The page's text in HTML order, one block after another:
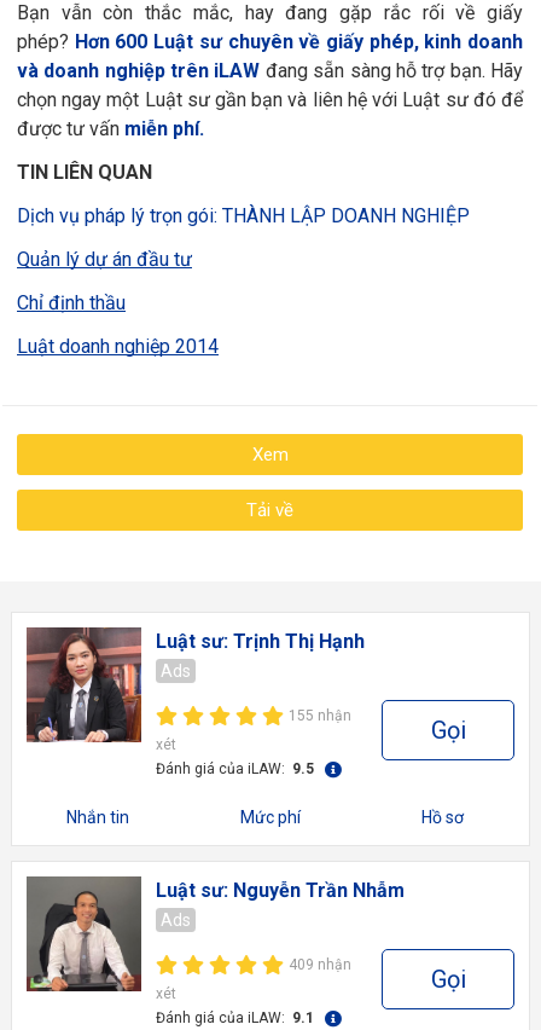
Bạn vẫn còn thắc mắc, hay đang gặp rắc rối về giấy
phép? Hơn 600 Luật sư chuyên về giấy phép, kinh doanh
và doanh nghiệp trên iLAW đang sẵn sàng hỗ trợ bạn. Hãy
chọn ngay một Luật sư gần bạn và liên hệ với Luật sư đó để
được tư vấn miễn phí.
TIN LIÊN QUAN
Dịch vụ pháp lý trọn gói: THÀNH LẬP DOANH NGHIỆP
Quản lý dự án đầu tư
Chỉ định thầu
Luật doanh nghiệp 2014
Xem
Tải về
Luật sư: Trịnh Thị Hạnh
Ads
155 nhận
xét
Đánh giá của iLAW: 9.5
Gọi
Nhắn tin Mức phí Hồ sơ
Luật sư: Nguyễn Trần Nhẫm
Ads
409 nhận
xét
Đánh giá của iLAW: 9.1
Gọi